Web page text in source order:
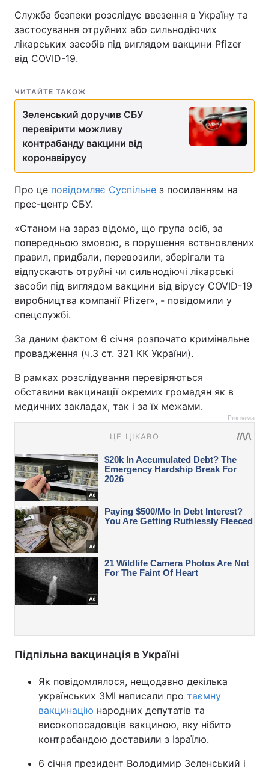
Служба безпеки розслідує ввезення в Україну та
застосування отруйних або сильнодіючих
лікарських засобів під виглядом вакцини Pfizer
від COVID-19.
ЧИТАЙТЕ ТАКОЖ
Зеленський доручив СБУ
перевірити можливу
контрабанду вакцини від
коронавірусу
Про це повідомляє Суспільне з посиланням на
прес-центр СБУ.
«Станом на зараз відомо, що група осіб, за
попередньою змовою, в порушення встановлених
правил, придбали, перевозили, зберігали та
відпускають отруйні чи сильнодіючі лікарські
засоби під виглядом вакцини від вірусу COVID-19
виробництва компанії Pfizer», - повідомили у
спецслужбі.
За даним фактом 6 січня розпочато кримінальне
провадження (ч.3 ст. 321 КК України).
В рамках розслідування перевіряються
обставини вакцинації окремих громадян як в
медичних закладах, так і за їх межами.
Реклама
Підпільна вакцинація в Україні
Як повідомлялося, нещодавно декілька
українських ЗМІ написали про таємну
вакцинацію народних депутатів та
високопосадовців вакциною, яку нібито
контрабандою доставили з Ізраїлю.
6 січня президент Володимир Зеленський і